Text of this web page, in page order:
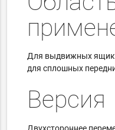
Для выдвижных
для сплошных
Версия
Двухстороннее